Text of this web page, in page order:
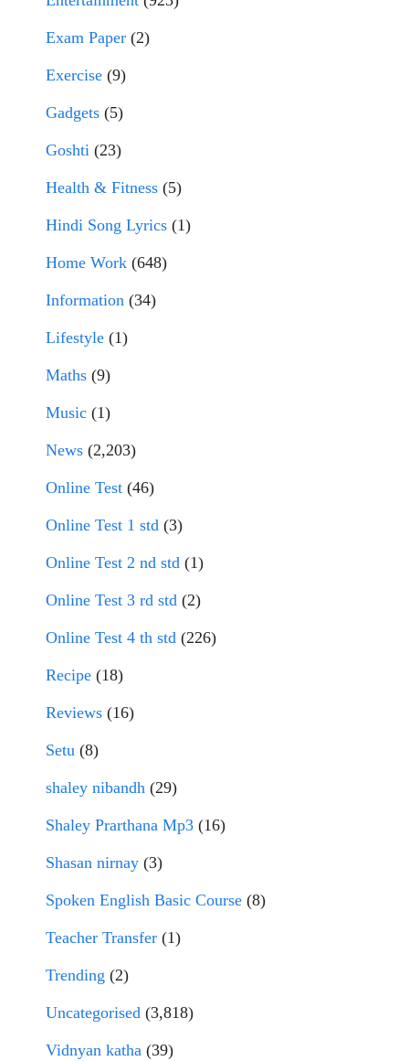
Exam Paper (2)
Exercise (9)
Gadgets (5)
Goshti (23)
Health & Fitness (5)
Hindi Song Lyrics (1)
Home Work (648)
Information (34)
Lifestyle (1)
Maths (9)
Music (1)
News (2,203)
Online Test (46)
Online Test 1 std (3)
Online Test 2 nd std (1)
Online Test 3 rd std (2)
Online Test 4 th std (226)
Recipe (18)
Reviews (16)
Setu (8)
shaley nibandh (29)
Shaley Prarthana Mp3 (16)
Shasan nirnay (3)
Spoken English Basic Course (8)
Teacher Transfer (1)
Trending (2)
Uncategorised (3,818)
Vidnyan katha (39)